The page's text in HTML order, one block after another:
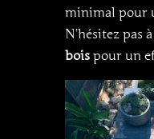
minimal pour
N’hésitez pas à
boispour un